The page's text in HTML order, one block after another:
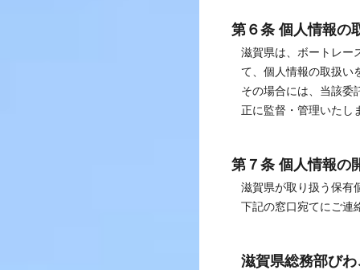
第６条 個人情報の
滋賀県は、ボートレー
て、個人情報の取扱い
その場合には、当該委
正に監督・管理いたし
第７条 個人情報の
滋賀県が取り扱う保有
下記の窓口宛てにご連
滋賀県総務部び